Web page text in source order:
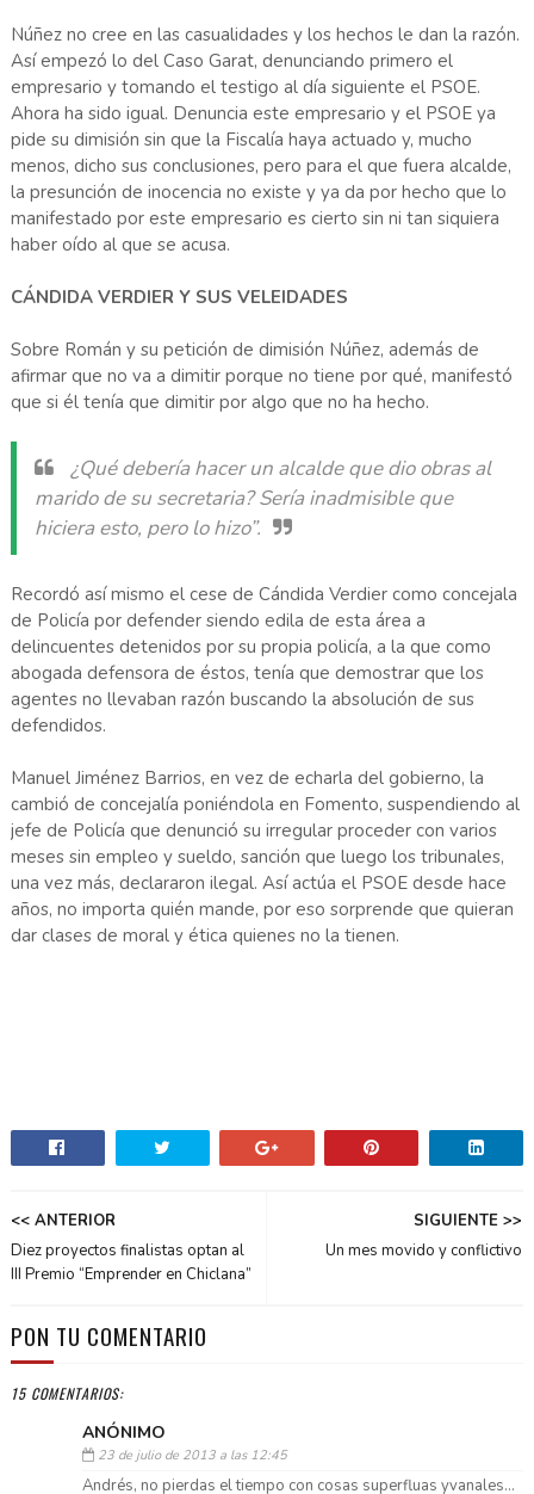
Núñez no cree en las casualidades y los hechos le dan la razón.
Así empezó lo del Caso Garat, denunciando primero el
empresario y tomando el testigo al día siguiente el PSOE.
Ahora ha sido igual. Denuncia este empresario y el PSOE ya
pide su dimisión sin que la Fiscalía haya actuado y, mucho
menos, dicho sus conclusiones, pero para el que fuera alcalde,
la presunción de inocencia no existe y ya da por hecho que lo
manifestado por este empresario es cierto sin ni tan siquiera
haber oído al que se acusa.
CÁNDIDA VERDIER Y SUS VELEIDADES
Sobre Román y su petición de dimisión Núñez, además de
afirmar que no va a dimitir porque no tiene por qué, manifestó
que si él tenía que dimitir por algo que no ha hecho.
¿Qué debería hacer un alcalde que dio obras al
marido de su secretaria? Sería inadmisible que
hiciera esto, pero lo hizo”.
Recordó así mismo el cese de Cándida Verdier como concejala
de Policía por defender siendo edila de esta área a
delincuentes detenidos por su propia policía, a la que como
abogada defensora de éstos, tenía que demostrar que los
agentes no llevaban razón buscando la absolución de sus
defendidos.
Manuel Jiménez Barrios, en vez de echarla del gobierno, la
cambió de concejalía poniéndola en Fomento, suspendiendo al
jefe de Policía que denunció su irregular proceder con varios
meses sin empleo y sueldo, sanción que luego los tribunales,
una vez más, declararon ilegal. Así actúa el PSOE desde hace
años, no importa quién mande, por eso sorprende que quieran
dar clases de moral y ética quienes no la tienen.
SIGUIENTE >>
Un mes movido y conflictivo
<< ANTERIOR
Diez proyectos finalistas optan al
III Premio “Emprender en Chiclana”
PON TU COMENTARIO
15 COMENTARIOS:
ANÓNIMO
23 de julio de 2013 a las 12:45
Andrés, no pierdas el tiempo con cosas superfluas yvanales...